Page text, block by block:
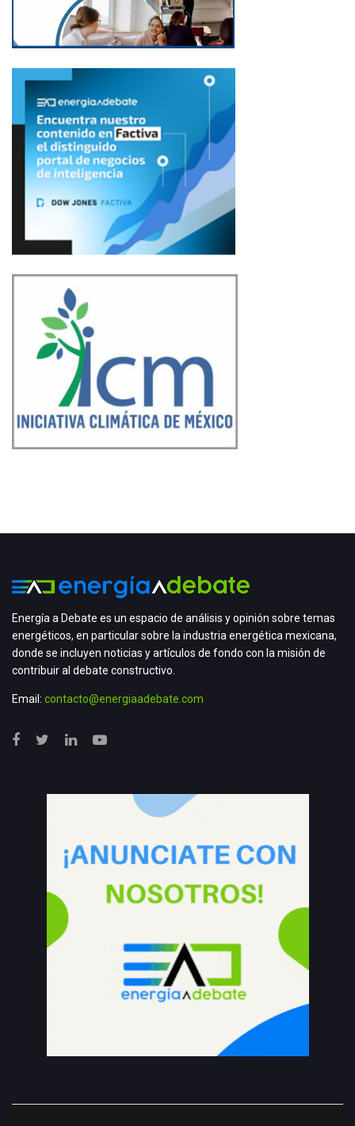
Energía a Debate es un espacio de análisis y opinión sobre temas
energéticos, en particular sobre la industria energética mexicana,
donde se incluyen noticias y artículos de fondo con la misión de
contribuir al debate constructivo.
Email: contacto@energiaadebate.com